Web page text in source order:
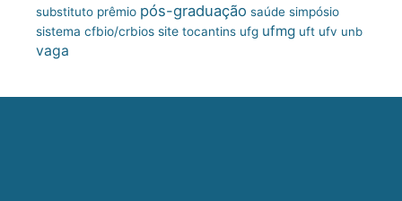
substituto prêmio pós-graduação saúde simpósio
sistema cfbio/crbios site tocantins ufg ufmg uft ufv unb
vaga